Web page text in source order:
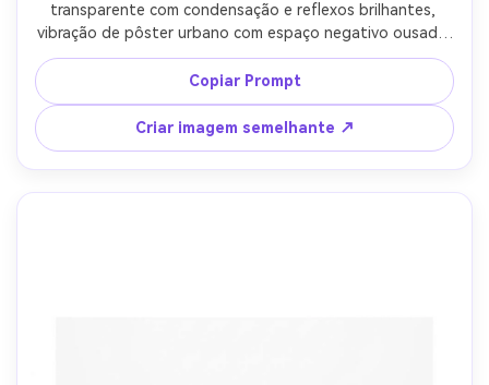
transparente com condensação e reflexos brilhantes,
vibração de pôster urbano com espaço negativo ousado
para o título, bokeh de calçada molhada ao fundo, neon
misto e luz de rua, Canon EOS R3 50mm f/1.2,
profundidade de campo rasa, humor noturno enérgico,
destaques realistas, sombras naturais, alta resolução,
foco nítido-AR 4:5
Copiar Prompt
Criar imagem semelhante ↗